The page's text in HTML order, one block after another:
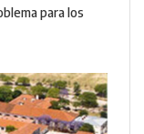
para los